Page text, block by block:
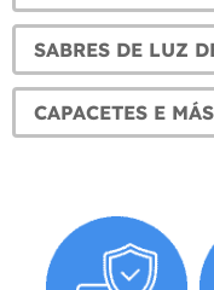
CAPACETES E